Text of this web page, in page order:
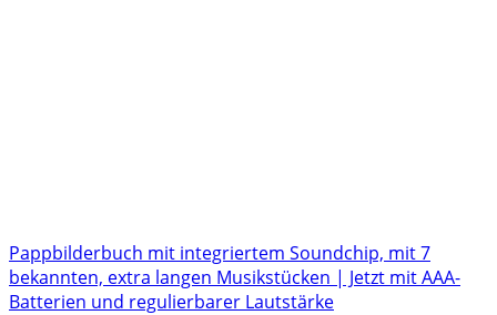
Pappbilderbuch mit integriertem Soundchip, mit 7
bekannten, extra langen Musikstücken | Jetzt mit AAA-
Batterien und regulierbarer Lautstärke